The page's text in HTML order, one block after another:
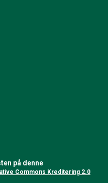
på denne
Commons Kreditering 2.0